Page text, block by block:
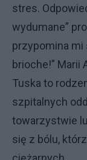
stres.
wydumane”
przypomina mi
brioche!” Marii
Tuska to
szpitalnych
towarzystwie
się z bólu,